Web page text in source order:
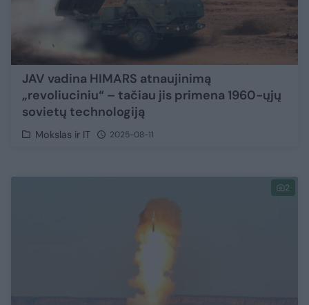
JAV vadina HIMARS atnaujinimą
„revoliuciniu“ – tačiau jis primena 1960-ųjų
sovietų technologiją
Mokslas ir IT 2025-08-11
2